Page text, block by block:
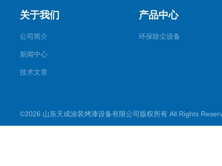
关于我们
公司简介
新闻中心
技术文章
产品中心
环保除尘设备
©2026 山东天成涂装烤漆设备有限公司版权所有 All Rights